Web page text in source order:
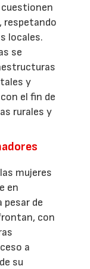
respetando
locales.
se
y
el fin de
rurales y
mujeres
en
de
con
a
su